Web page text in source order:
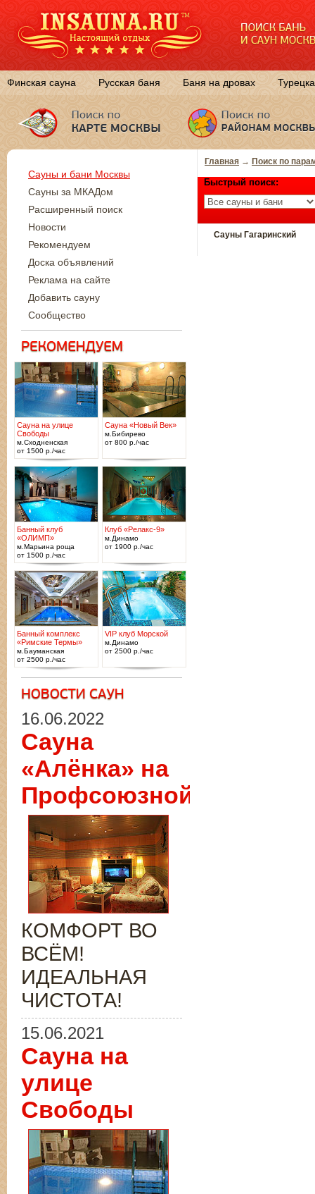
Финская сауна Русская баня Баня на дровах
Главная → Поиск по
Быстрый поиск:
Сауны Гагаринский
Сауны и бани Москвы
Сауны за МКАДом
Расширенный поиск
Новости
Рекомендуем
Доска объявлений
Реклама на сайте
Добавить сауну
Сообщество
Сауна на улице
Свободы
м.Сходненская
от 1500 р./час
Сауна «Новый Век»
м.Бибирево
от 800 р./час
Банный клуб
«ОЛИМП»
м.Марьина роща
от 1500 р./час
Клуб «Релакс-9»
м.Динамо
от 1900 р./час
Банный комплекс
«Римские Термы»
м.Бауманская
от 2500 р./час
VIP клуб Морской
м.Динамо
от 2500 р./час
16.06.2022
Сауна
«Алёнка» на
Профсоюзной
КОМФОРТ ВО
ВСЁМ!
ИДЕАЛЬНАЯ
ЧИСТОТА!
15.06.2021
Сауна на
улице
Свободы